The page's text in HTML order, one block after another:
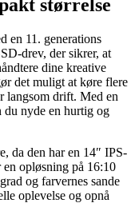
størrelse
en 11. generations
drev, der sikrer, at
dine kreative
det muligt at køre flere
langsom drift. Med en
nyde en hurtig og
da den har en 14″ IPS-
opløsning på 16:10
og farvernes sande
oplevelse og opnå